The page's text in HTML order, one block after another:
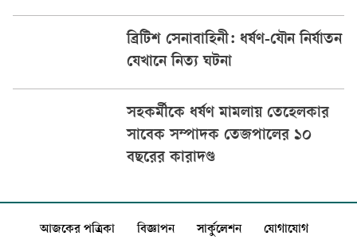
ব্রিটিশ সেনাবাহিনী: ধর্ষণ-যৌন নির্যাতন
যেখানে নিত্য ঘটনা
সহকর্মীকে ধর্ষণ মামলায় তেহেলকার
সাবেক সম্পাদক তেজপালের ১০
বছরের কারাদণ্ড
আজকের পত্রিকা বিজ্ঞাপন সার্কুলেশন যোগাযোগ